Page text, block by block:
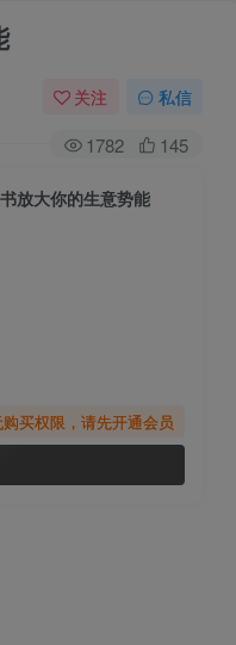
关注 私信
1782 145
放大你的生意势能
买权限，请先开通会员